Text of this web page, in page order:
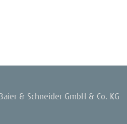
& Schneider GmbH & Co. KG